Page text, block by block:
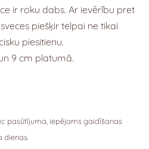
ir roku dabs. Ar ievērību pret
piešķir telpai ne tikai
piesitienu.
9 cm platumā.
pasūtījuma, iepējams gaidīšanas
dienas.